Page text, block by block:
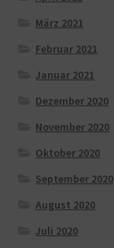
März 2021
Februar 2021
Januar 2021
Dezember 2020
November 2020
Oktober 2020
September 2020
August 2020
Juli 2020